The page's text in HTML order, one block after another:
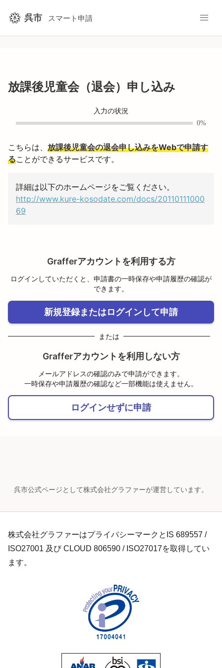
呉市 スマート申請
放課後児童会（退会）申し込み
入力の状況
0%
こちらは、 放課後児童会の退会申し込みをWebで申請す
ることができるサービスです。
詳細は以下のホームページをご覧ください。
http://www.kure-kosodate.com/docs/20110111000
69
Grafferアカウントを利用する方
ログインしていただくと、申請書の一時保存や申請履歴の確認が
できます。
新規登録またはログインして申請
または
Grafferアカウントを利用しない方
メールアドレスの確認のみで申請ができます。
一時保存や申請履歴の確認など一部機能は使えません。
ログインせずに申請
呉市公式ページとして株式会社グラファーが運営しています。
株式会社グラファーはプライバシーマークとIS 689557 /
ISO27001 及び CLOUD 806590 / ISO27017を取得してい
ます。